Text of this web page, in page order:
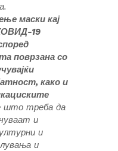
маски кај
19
поврзана со
како и
што треба да
и
и
и